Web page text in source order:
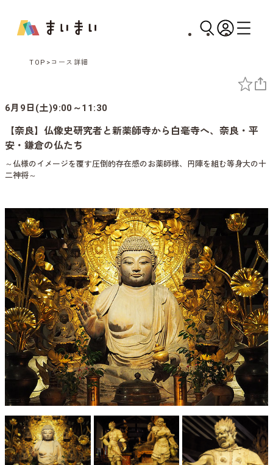
TOP コース詳細
6月9日(土)9:00～11:30
【奈良】仏像史研究者と新薬師寺から白毫寺へ、奈良・平
安・鎌倉の仏たち
～仏様のイメージを覆す圧倒的存在感のお薬師様、円陣を組む等身大の十
二神将～